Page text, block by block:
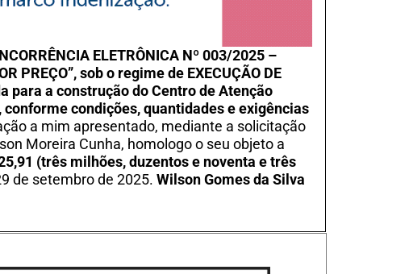
ELETRÔNICA Nº 003/2025 –
PREÇO”, sob o regime de EXECUÇÃO DE
para a construção do Centro de Atenção
condições, quantidades e exigências
a mim apresentado, mediante a solicitação
Moreira Cunha, homologo o seu objeto a
(três milhões, duzentos e noventa e três
de setembro de 2025. Wilson Gomes da Silva